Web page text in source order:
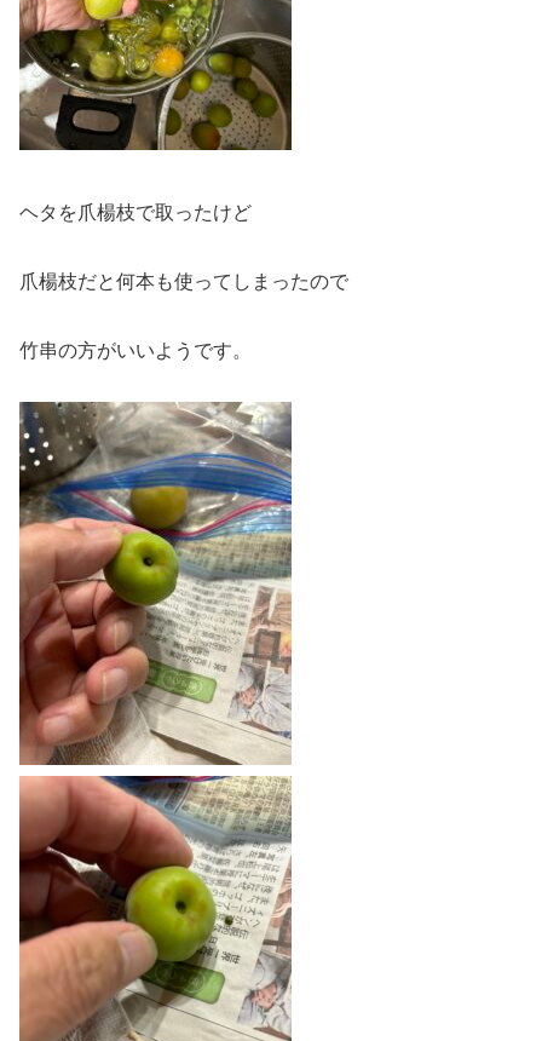
ヘタを爪楊枝で取ったけど
爪楊枝だと何本も使ってしまったので
竹串の方がいいようです。